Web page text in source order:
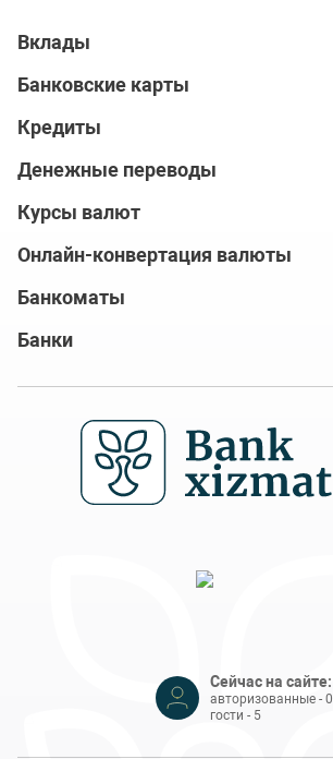
Вклады
Банковские карты
Кредиты
Денежные переводы
Курсы валют
Онлайн-конвертация валюты
Банкоматы
Банки
Сейчас на сайте:
авторизованные - 0
гости - 5